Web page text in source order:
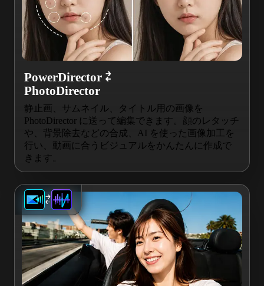
PowerDirector ⇄
PhotoDirector
静止画、サムネイル、タイトル用の画像を
PhotoDirector に送って編集できます。顔のレタッチ
や、背景除去などの合成、AI を使った画像加工を
行い、動画に合うビジュアルをかんたんに作成で
きます。
⇄